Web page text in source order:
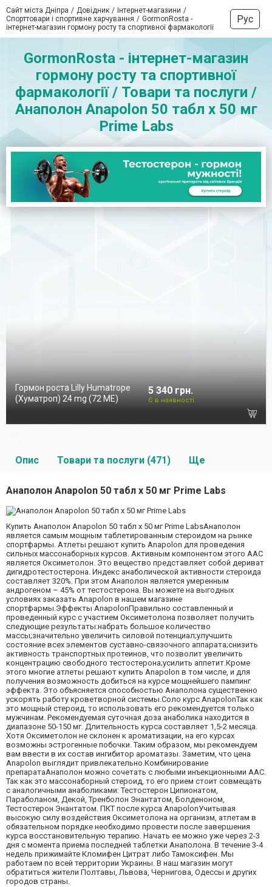
Сайт міста Дніпра Довідник
Інтернет-магазини
Спорттовари і спортивне харчування
GormonRosta -
інтернет-магазин гормону росту та спортивної фармакології
Рус
GormonRosta - інтернет-магазин
гормону росту та спортивної
фармакології / Товари та послуги /
Анаполон Anapolon 50 табл х 50 мг
Prime Labs
Гормон роста Lilly Humatrope
(Хуматроп) 24 mg (72 МЕ)
5 340 грн.
Є в наявності
Опис Товари та послуги (471) Ще
Анаполон Anapolon 50 табл х 50 мг Prime Labs
Купить Анаполон Anapolon 50 табл х 50 мг Prime LabsАнаполон
является самым мощным таблетированным стероидом на рынке
спортфармы. Атлеты решают купить Anapolon для проведения
сильных массонаборных курсов. Активным компонентом этого ААС
является Оксиметолон. Это вещество представляет собой дериват
дигидротестостерона. Индекс анаболической активности стероида
составляет 320%. При этом Анаполон является умеренным
андрогеном – 45% от тестостерона. Вы можете на выгодных
условиях заказать Anapolon в нашем магазине
спортфармы.Эффекты AnapolonПравильно составленный и
проведенный курс с участием Оксиметолона позволяет получить
следующие результаты:набрать большое количество
массы;значительно увеличить силовой потенциал;улучшить
состояние всех элементов суставно-связочного аппарата;снизить
активность транспортных протеинов, что позволит увеличить
концентрацию свободного тестостерона;усилить аппетит.Кроме
этого многие атлеты решают купить Anapolon в том числе, и для
получения возможность добиться на курсе мощнейшего пампинг
эффекта. Это объясняется способностью Анаполона существенно
ускорять работу кроветворной системы.Соло курс AnapolonТак как
это мощный стероид, то использовать его рекомендуется только
мужчинам. Рекомендуемая суточная доза анаболика находится в
диапазоне 50-150 мг. Длительность курса составляет 1,5-2 месяца.
Хотя Оксиметолон не склонен к ароматизации, на его курсах
возможны эстрогенные побочки. Таким образом, мы рекомендуем
вам ввести в их состав ингибитор ароматазы. Заметим, что цена
Anapolon выглядит привлекательно.Комбинирование
препаратаАнаполон можно сочетать с любыми инъекционными ААС.
Так как это массонаборный стероид, то его прием стоит совмещать
с аналогичными анаболиками: Тестостерон Ципионатом,
Параболаном, Декой, Тренболон Энантатом, Болденоном,
Тестостерон Энантатом. ПКТ после курса AnapolonУчитывая
высокую силу воздействия Оксиметолона на организм, атлетам в
обязательном порядке необходимо провести после завершения
курса восстановительную терапию. Начать ее можно уже через 2-3
дня с момента приема последней таблетки Анаполона. В течение 3-4
недель прижимайте Кломифен Цитрат либо Тамоксифен. Мы
работаем по всей территории Украины. В наш магазин могут
обратиться жители Полтавы, Львова, Чернигова, Одессы и других
городов страны.